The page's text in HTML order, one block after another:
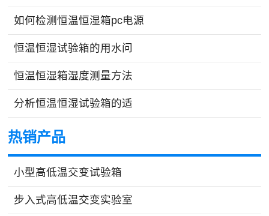
如何检测恒温恒湿箱pc电源
恒温恒湿试验箱的用水问
恒温恒湿箱湿度测量方法
分析恒温恒湿试验箱的适
热销产品
小型高低温交变试验箱
步入式高低温交变实验室